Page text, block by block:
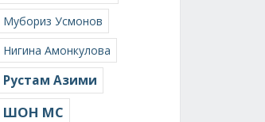
Мубориз Усмонов
Нигина Амонкулова
Рустам Азими
ШОН МС